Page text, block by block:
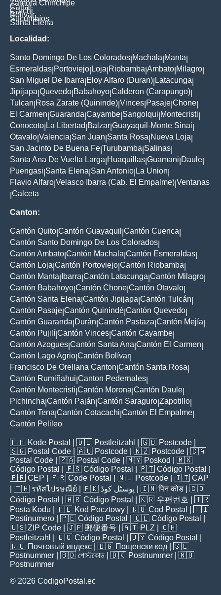
Zamora Chinchipe
Cañar
Carchi
Bolívar
Sucumbíos
Santa Elena
Localidad:
Santo Domingo De Los Colorados Machala Manta
Esmeraldas Portoviejo Loja Riobamba Ambato Milagro
San Miguel De Ibarra Eloy Alfaro (Duran) Latacunga
Jipijapa Quevedo Babahoyo Calderon (Carapungo)
Tulcan Rosa Zarate (Quininde) Vinces Pasaje Chone
El Carmen Guaranda Cayambe Sangolqui Montecristi
Conocoto La Libertad Balzar Guayaquil-Monte Sinai
Otavalo Valencia San Juan Santa Rosa Nueva Loja
San Jacinto De Buena Fe Turubamba Salinas
Santa Ana De Vuelta Larga Huaquillas Guamani Daule
Puengasi Santa Elena San Antonio La Union
Flavio Alfaro Velasco Ibarra (Cab. El Empalme) Ventanas
Calceta
Canton:
Cantón Quito Cantón Guayaquil Cantón Cuenca
Cantón Santo Domingo De Los Colorados
Cantón Ambato Cantón Machala Cantón Esmeraldas
Cantón Loja Cantón Portoviejo Cantón Riobamba
Cantón Manta
Ibarra Cantón Latacunga Cantón Milagro
Cantón Babahoyo Cantón Chone Cantón Otavalo
Cantón Santa Elena Cantón Jipijapa Cantón Tulcán
Cantón Pasaje Cantón Quinindé Cantón Quevedo
Cantón Guaranda Durán Cantón Pastaza Cantón Mejía
Cantón Pujilí Cantón Vinces Cantón Cayambe
Cantón Azogues Cantón Santa Ana Cantón El Carmen
Cantón Lago Agrio Cantón Bolívar
Francisco De Orellana Canton Cantón Santa Rosa
Cantón Rumiñahui Canton Pedernales
Cantón Montecristi Cantón Morona Cantón Daule
Pichincha Cantón Paján Cantón Saraguro Zapotillo
Cantón Tena Cantón Cotacachi Cantón El Empalme
Cantón Pelileo
🇵🇭 Kode Postal | 🇩🇪 Postleitzahl | 🇬🇧 Postcode
🇸🇬 Postal Code | 🇦🇺 Postcode | 🇳🇿 Postcode | 🇨🇦
Postal Code | 🇿🇦 Postal Code | 🇲🇾 Poskod
| 🇲🇽
Código Postal
| 🇪🇸 Código Postal | 🇵🇹 Código Postal
🇧🇷 CEP | 🇫🇷 Code Postal | 🇳🇱 Postcode | 🇮🇹 CAP
| 🇹🇭 รหัสไปรษณีย์ | 🇵🇰 پوسٹل کوڈ | 🇮🇳पिन कोड | 🇨🇴
Código Postal
| 🇦🇷 Código Postal | 🇰🇷 우편번호
| 🇹🇷
Posta Kodu | 🇵🇱 Kod Pocztowy | 🇷🇴 Cod Poștal
| 🇫🇮
Postinumero | 🇵🇪 Código Postal | 🇨🇱 Código Postal
🇺🇸 ZIP Code | 🇯🇵 郵便番号 | 🇦🇹 PLZ | 🇨🇭
Postleitzahl
| 🇪🇨 Código Postal | 🇺🇾 Código Postal
🇷🇺 Почтовый индекс | 🇧🇬 Пощенски код | 🇸🇪
Postnummer | 🇧🇩 পোস্টকোড | 🇩🇰 Postnummer | 🇳🇴
Postnummer
© 2026 CodigoPostal.ec